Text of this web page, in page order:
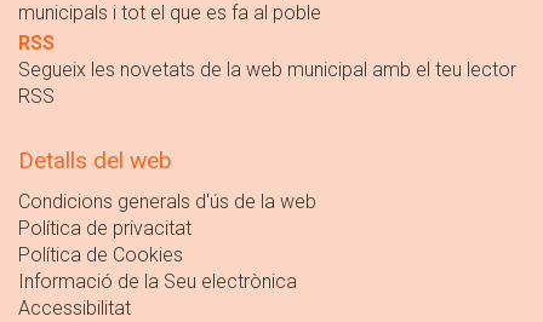
municipals i tot el que es fa al poble
RSS
Segueix les novetats de la web municipal amb el teu lector
RSS
Detalls del web
Condicions generals d'ús de la web
Política de privacitat
Política de Cookies
Informació de la Seu electrònica
Accessibilitat